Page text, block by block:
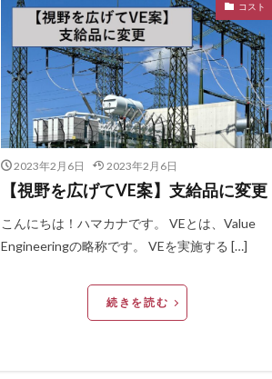
コスト
2023年2月6日 2023年2月6日
【視野を広げてVE案】支給品に変更
こんにちは！ハマカナです。 VEとは、Value
Engineeringの略称です。 VEを実施する […]
続きを読む